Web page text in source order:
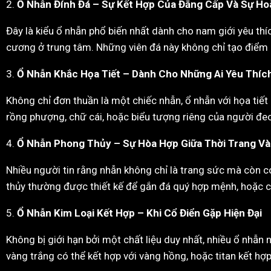
2. Ổ Nhẫn Đính Đá – Sự Kết Hợp Của Đẳng Cấp Và Sự
Đây là kiểu ổ nhẫn phổ biến nhất dành cho nam giới yêu
cương ở trung tâm. Những viên đá này không chỉ tạo
3. Ổ Nhẫn Khắc Họa Tiết – Dành Cho Những Ai Yêu
Không chỉ đơn thuần là một chiếc nhẫn, ổ nhẫn với họa
rồng phượng, chữ cái, hoặc biểu tượng riêng của người
4. Ổ Nhẫn Phong Thủy – Sự Hòa Hợp Giữa Thời Trang
Nhiều người tin rằng nhẫn không chỉ là trang sức mà còn
thủy thường được thiết kế để gắn đá quý hợp mệnh, hoặc
5. Ổ Nhẫn Kim Loại Kết Hợp – Khi Cổ Điển Gặp Hiện Đại
Không bị giới hạn bởi một chất liệu duy nhất, nhiều ổ
vàng trắng có thể kết hợp với vàng hồng, hoặc titan kết